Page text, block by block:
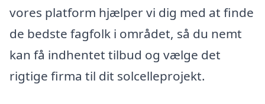
vores platform hjælper vi dig med at finde
de bedste fagfolk i området, så du nemt
kan få indhentet tilbud og vælge det
rigtige firma til dit solcelleprojekt.